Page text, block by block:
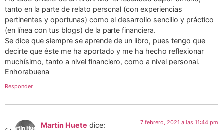
tanto en la parte de relato personal (con experiencias
pertinentes y oportunas) como el desarrollo sencillo y práctico
(en línea con tus blogs) de la parte financiera.
Se dice que siempre se aprende de un libro, pues tengo que
decirte que éste me ha aportado y me ha hecho reflexionar
muchísimo, tanto a nivel financiero, como a nivel personal.
Enhorabuena
Responder
Martin Huete dice: 7 febrero, 2021 a las 11:44 pm